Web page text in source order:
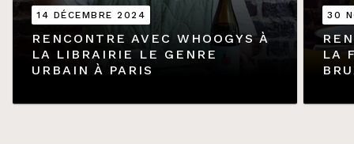
14 DÉCEMBRE 2024
RENCONTRE AVEC WHOOGYS À
LA LIBRAIRIE LE GENRE
URBAIN À PARIS
30
LA